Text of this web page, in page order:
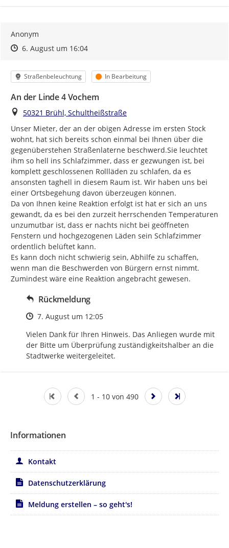
Anonym
Zeitpunkt des Erstellens
Zeitpunkt des Erstellens
6. August um 16:04Zur Äußerung
Kategorie
Straßenbeleuchtung Status
In Bearbeitung
An der Linde 4 Vochem
Ort
50321 Brühl, Schultheißstraße
Unser Mieter, der an der obigen Adresse im ersten Stock
wohnt, hat sich bereits schon einmal bei Ihnen über die
gegenüberstehen Straßenlaterne beschwerd.Sie leuchtet
ihm so hell ins Schlafzimmer, dass er gezwungen ist, bei
komplett geschlossenen Rollläden zu schlafen, da es
ansonsten taghell in diesem Raum ist. Wir haben uns bei
einer Ortsbegehung davon überzeugen können.
Da von Ihnen keine Reaktion erfolgt ist hat er sich an uns
gewandt, da es bei den zurzeit herrschenden Temperaturen
unzumutbar ist, dass er nachts nicht bei geöffneten
Fenstern und hochgezogenen Läden sein Schlafzimmer
ordentlich belüftet kann.
Es kann doch nicht schwierig sein, Abhilfe zu schaffen,
wenn man die Beschwerden von Bürgern ernst nimmt.
Zumindest wäre eine Reaktion angebracht gewesen.
Rückmeldung
Zeitpunkt des Erstellens
7. August um 12:05
Vielen Dank für Ihren Hinweis. Das Anliegen wurde mit
der Bitte um Überprüfung zuständigkeitshalber an die
Stadtwerke weitergeleitet.
1 - 10 von 490
Informationen
Kontakt
Datenschutzerklärung
Meldung erstellen – so geht's!